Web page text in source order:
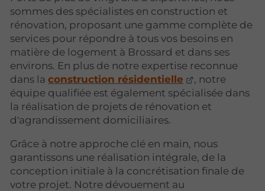
sommes des spécialistes en construction et
rénovation, proposant une gamme complète de
services pour répondre à tous vos besoins en
matière de logement à Brossard et dans ses
environs. En plus de notre expertise reconnue
dans la construction résidentielle
, notre
équipe qualifiée est également spécialisée dans
la réalisation de projets de rénovation et
d'agrandissement domiciliaires.
Grâce à notre approche clé en main, nous
garantissons une réalisation intégrale, de la
conception initiale à la concrétisation finale de
votre projet. Notre dévouement au